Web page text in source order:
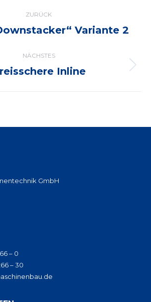
ZURÜCK
Previous Variante 2
NÄCHSTES
Next Inline
GmbH
– 0
– 30